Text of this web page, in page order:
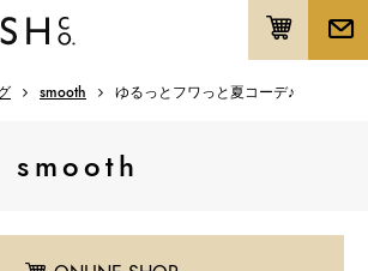
smooth ゆるっとフワっと夏コーデ♪
smooth